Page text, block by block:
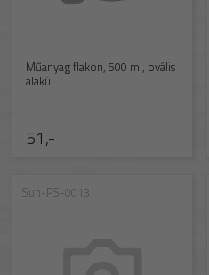
51,-
Műanyag flakon, 500 ml, ovális
alakú
Sun-PS-0013